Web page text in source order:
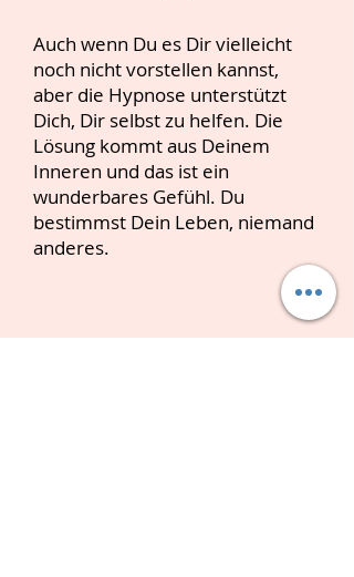
Auch wenn Du es Dir vielleicht
noch nicht vorstellen kannst,
aber die Hypnose unterstützt
Dich, Dir selbst zu helfen. Die
Lösung kommt aus Deinem
Inneren und das ist ein
wunderbares Gefühl. Du
bestimmst Dein Leben, niemand
anderes.